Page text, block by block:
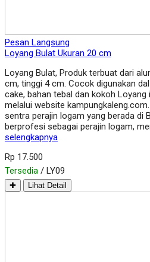
Pesan Langsung
Loyang Bulat Ukuran 20 cm
Loyang Bulat, Produk terbuat dari
cm, tinggi 4 cm. Cocok digunakan
cake, bahan tebal dan kokoh
melalui website
sentra perajin logam yang berada di
berprofesi sebagai perajin logam,
selengkapnya
Rp 17.500
Tersedia / LY09
✚ Lihat Detail